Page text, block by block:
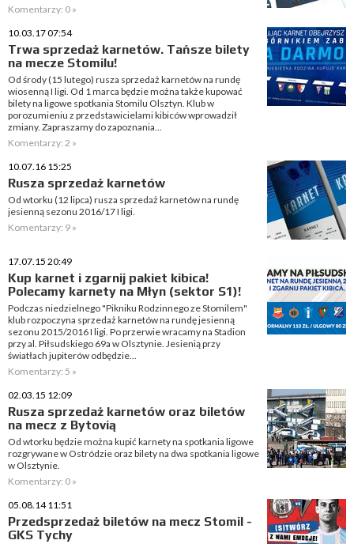
Komentarzy: 0 »
10.03.17 07:54
Trwa sprzedaż karnetów. Tańsze bilety
na mecze Stomilu!
Od środy (15 lutego) rusza sprzedaż karnetów na rundę
wiosenną I ligi. Od 1 marca będzie można także kupować
bilety na ligowe spotkania Stomilu Olsztyn. Klub w
porozumieniu z przedstawicielami kibiców wprowadził
zmiany. Zapraszamy do zapoznania...
Komentarzy: 2 »
10.07.16 15:25
Rusza sprzedaż karnetów
Od wtorku (12 lipca) rusza sprzedaż karnetów na rundę
jesienną sezonu 2016/17 I ligi.
Komentarzy: 9 »
17.07.15 20:49
Kup karnet i zgarnij pakiet kibica!
Polecamy karnety na Młyn (sektor S1)!
Podczas niedzielnego "Pikniku Rodzinnego ze Stomilem"
klub rozpoczyna sprzedaż karnetów na rundę jesienną
sezonu 2015/2016 I ligi. Po przerwie wracamy na Stadion
przy al. Piłsudskiego 69a w Olsztynie. Jesienią przy
światłach jupiterów odbędzie...
Komentarzy: 5 »
02.03.15 12:09
Rusza sprzedaż karnetów oraz biletów
na mecz z Bytovią
Od wtorku będzie można kupić karnety na spotkania ligowe
rozgrywane w Ostródzie oraz bilety na dwa spotkania ligowe
w Olsztynie.
Komentarzy: 0 »
05.08.14 11:51
Przedsprzedaż biletów na mecz Stomil -
GKS Tychy